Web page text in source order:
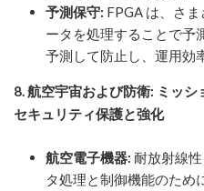
予測保守: FPGA は、さ
ータを処理することで予
予測して防止し、運用効
8. 航空宇宙および防衛: ミッ
セキュリティ保護と強化
航空電子機器: 耐放射線
タ処理と制御機能のため